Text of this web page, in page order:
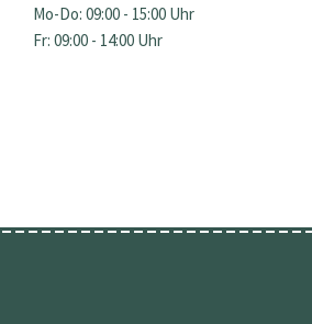
Mo-Do: 09:00 - 15:00 Uhr
Fr: 09:00 - 14:00 Uhr